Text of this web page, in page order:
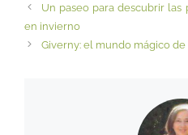
Un paseo para descubrir
en invierno
Giverny: el mundo mágico